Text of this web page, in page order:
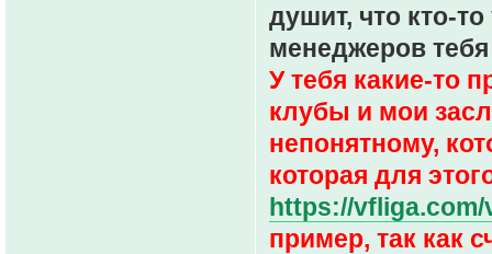
душит, что кто-
менеджеров
У тебя какие-то
клубы и мои
непонятному,
которая для
https://vfliga.com/
пример, так как